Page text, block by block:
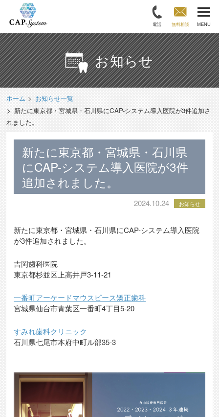
電話 無料相談 MENU
お知らせ
ホーム
お知らせ一覧
新たに東京都・宮城県・石川県にCAP-システム導入医院が3件追加さ
れました。
新たに東京都・宮城県・石川県
にCAP-システム導入医院が3件
追加されました。
2024.10.24 お知らせ
新たに東京都・宮城県・石川県にCAP-システム導入医院
が3件追加されました。
吉岡歯科医院
東京都杉並区上高井戸3-11-21
一番町アーケードマウスピース矯正歯科
宮城県仙台市青葉区一番町4丁目5-20
すみれ歯科クリニック
石川県七尾市本府中町ル部35-3